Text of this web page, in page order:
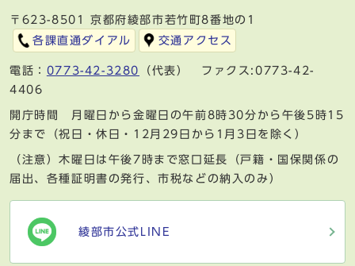
〒623-8501 京都府綾部市若竹町8番地の1
各課直通ダイアル
交通アクセス
電話： 0773-42-3280
（代表） ファクス:0773-42-
4406
開庁時間 月曜日から金曜日の午前8時30分から午後5時15
分まで（祝日・休日・12月29日から1月3日を除く）
（注意）木曜日は午後7時まで窓口延長（戸籍・国保関係の
届出、各種証明書の発行、市税などの納入のみ）
綾部市公式LINE